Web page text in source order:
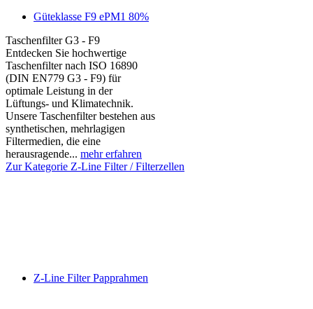
Güteklasse F9 ePM1 80%
Taschenfilter G3 - F9
Entdecken Sie hochwertige
Taschenfilter nach ISO 16890
(DIN EN779 G3 - F9) für
optimale Leistung in der
Lüftungs- und Klimatechnik.
Unsere Taschenfilter bestehen aus
synthetischen, mehrlagigen
Filtermedien, die eine
herausragende... mehr erfahren
Zur Kategorie Z-Line Filter / Filterzellen
Z-Line Filter Papprahmen